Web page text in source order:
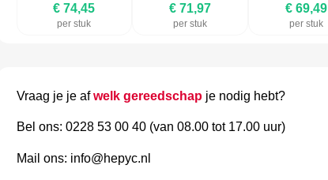
€ 74,45
per stuk
€ 71,97
per stuk
€ 69,49
per stuk
Vraag je je afwelk gereedschapje nodig hebt?
Bel ons: 0228 53 00 40 (van 08.00 tot 17.00 uur)
Mail ons: info@hepyc.nl